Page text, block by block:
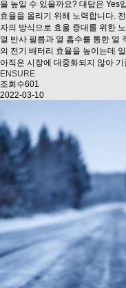
을 높일 수 있을까요? 대답은 Yes
효율을 올리기 위해 노력합니다.
자의 방식으로 효울 증대를 위한
열 반사 필름과 열 흡수를 통한 열
의 전기 배터리 효율을 높이는데
아직은 시장에 대중화되지 않아
ENSURE
조회수601
2022-03-10